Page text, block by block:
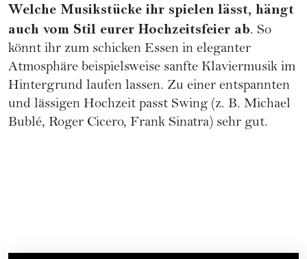
Welche Musikstücke ihr spielen lässt, hängt
auch vom Stil eurer Hochzeitsfeier ab. So
könnt ihr zum schicken Essen in eleganter
Atmosphäre beispielsweise sanfte Klaviermusik im
Hintergrund laufen lassen. Zu einer entspannten
und lässigen Hochzeit passt Swing (z. B. Michael
Bublé, Roger Cicero, Frank Sinatra) sehr gut.